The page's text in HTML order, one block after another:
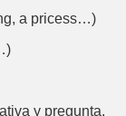
a pricess…)
y pregunta.